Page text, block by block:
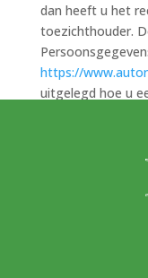
dan heeft u het
toezichthouder.
https://
uitgelegd hoe u